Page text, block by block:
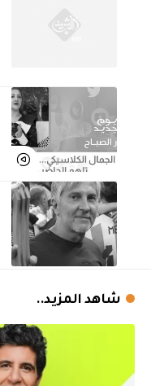
شاهد المزيد..